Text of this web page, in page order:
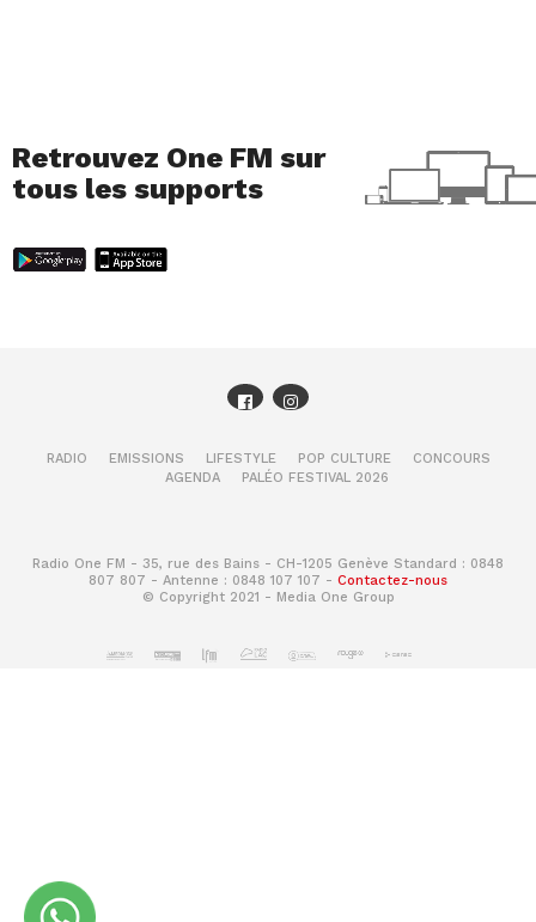
Labyrinth of Refrain: Coven of Dusk est
Retrouvez One FM sur
tous les supports
RADIO EMISSIONS LIFESTYLE POP CULTURE
CONCOURS
AGENDA
PALÉO FESTIVAL 2026
Radio One FM - 35, rue des Bains - CH-1205 Genève Standard : 0848
807 807 - Antenne : 0848 107 107 - Contactez-nous
© Copyright 2021 - Media One Group